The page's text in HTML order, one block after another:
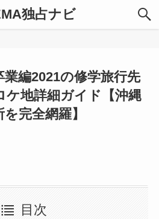
独占ナビ
業編2021の修学旅行先
ケ地詳細ガイド【沖縄
完全網羅】
目次